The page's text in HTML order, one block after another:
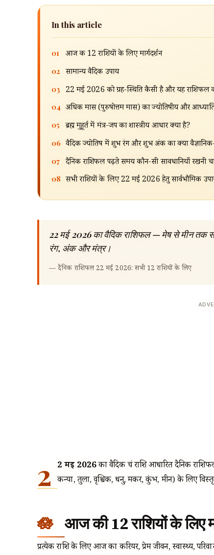
In this article
01 आज की 12 राशियों के लिए मार्गदर्शन
02 सामान्य वैदिक उपाय
03 22 मई 2026 को ग्रह-स्थिति कैसी है और यह राशिफल
04 अधिक मास (पुरुषोत्तम मास) का ज्योतिषीय और
05 ब्रह्म मुहूर्त में मंत्र-जप का शास्त्रीय आधार क्या है?
06 वैदिक ज्योतिष में शुभ रंग और शुभ अंक का क्या
07 दैनिक राशिफल पढ़ते समय कौन-सी सावधानियाँ रखनी
08 सभी राशियों के लिए 22 मई 2026 हेतु सार्वभौमिक
22 मई 2026 का वैदिक राशिफल — मेष से मीन तक
रंग, अंक और मंत्र।
—दैनिक राशिफल 22 मई 2026: सभी 12 राशियों के लिए
2 2 मई 2026का वैदिक चंद्र राशि आधारित दैनिक
कन्या, तुला, वृश्चिक, धनु, मकर, कुंभ, मीन) के लिए
आज की 12 राशियों के लिए
प्रत्येक राशि के लिए आज का करियर, प्रेम जीवन, स्वास्थ्य,